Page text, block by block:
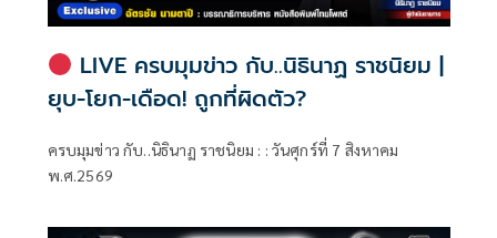
LIVE ครบมุมข่าว กับ..นิธินาฏ ราชนิยม |
ยุบ-โยก-เดือด! ถูกที่ผิดตัว?
ครบมุมข่าว กับ..นิธินาฏ ราชนิยม : : วันศุกร์ที่ 7 สิงหาคม
พ.ศ.2569